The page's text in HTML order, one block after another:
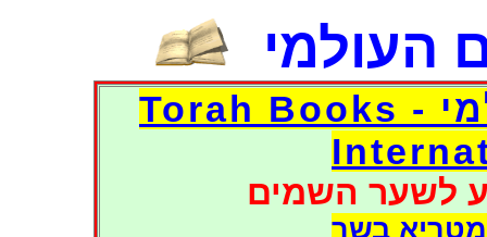
העולמי
דפי אוצר הספרים העולמי - Torah Books
לשער השמים
בשר